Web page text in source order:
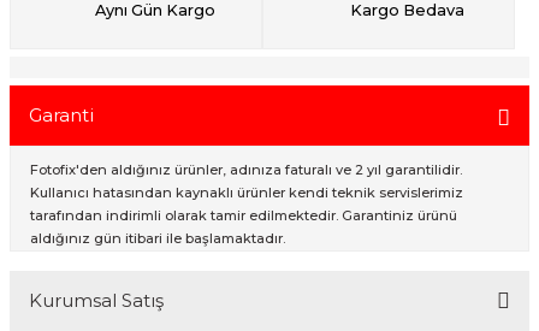
Aynı Gün Kargo Kargo Bedava
Garanti
Fotofix'den aldığınız ürünler, adınıza faturalı ve 2 yıl garantilidir.
Kullanıcı hatasından kaynaklı ürünler kendi teknik servislerimiz
tarafından indirimli olarak tamir edilmektedir. Garantiniz ürünü
aldığınız gün itibari ile başlamaktadır.
Kurumsal Satış